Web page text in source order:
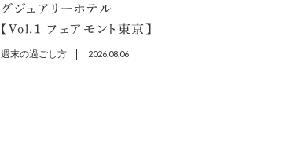
グジュアリーホテル
【Vol.1 フェアモント東京】
週末の過ごし方 2026.08.06